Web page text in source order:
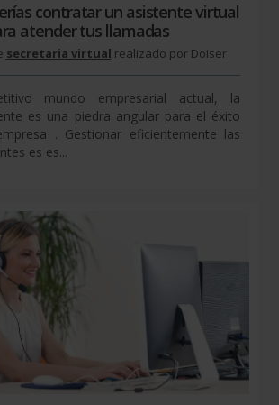
contratar un asistente virtual
atender tus llamadas
secretaria virtual realizado por Doiser
mundo empresarial actual, la
es una piedra angular para el éxito
. Gestionar eficientemente las
es es...